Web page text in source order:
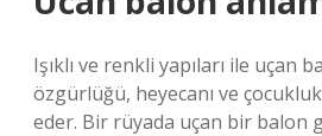
Işıklı ve renkli yapıları ile uçan
özgürlüğü, heyecanı ve çocukluk
eder. Bir rüyada uçan bir balon